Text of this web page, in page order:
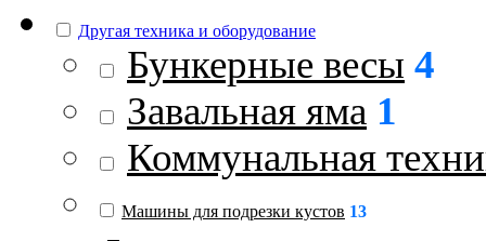
Другая техника и оборудование
Бункерные весы 4
Завальная яма 1
Коммунальная
Машины для подрезки кустов 13